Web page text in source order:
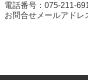
電話番号：075-211-
お問合せメールアドレ